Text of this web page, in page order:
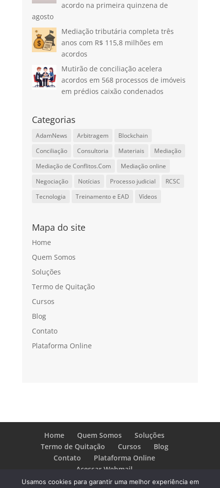
acordo na primeira quinzena de
agosto
Mediação tributária completa três
anos com R$ 115,8 milhões em
acordos
Mutirão de conciliação acelera
acordos em 568 processos de imóveis
em prédios caixão condenados
Categorias
AdamNews Arbitragem
Blockchain
Conciliação
Consultoria Materiais
Mediação
Mediação de Conflitos.Com
Mediação online
Negociação
Notícias Processo judicial
RCSC
Tecnologia
Treinamento e EAD Vídeos
Mapa do site
Home
Quem Somos
Soluções
Termo de Quitação
Cursos
Blog
Contato
Plataforma Online
Home Quem Somos
Soluções
Termo de Quitação
Cursos
Blog
Contato
Plataforma Online
Acessar Webmail
Usamos cookies para garantir uma melhor experiência em